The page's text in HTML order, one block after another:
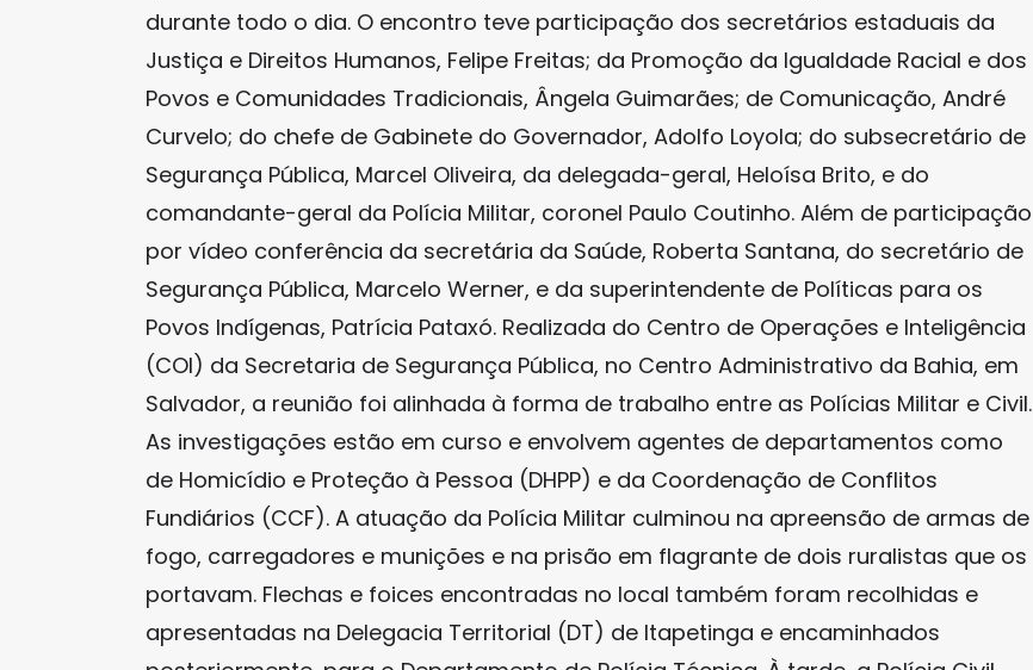
durante todo o dia. O encontro teve participação dos secretários estaduais da
Justiça e Direitos Humanos, Felipe Freitas; da Promoção da Igualdade Racial e dos
Povos e Comunidades Tradicionais, Ângela Guimarães; de Comunicação, André
Curvelo; do chefe de Gabinete do Governador, Adolfo Loyola; do subsecretário de
Segurança Pública, Marcel Oliveira, da delegada-geral, Heloísa Brito, e do
comandante-geral da Polícia Militar, coronel Paulo Coutinho. Além de participação
por vídeo conferência da secretária da Saúde, Roberta Santana, do secretário de
Segurança Pública, Marcelo Werner, e da superintendente de Políticas para os
Povos Indígenas, Patrícia Pataxó. Realizada do Centro de Operações e Inteligência
(COI) da Secretaria de Segurança Pública, no Centro Administrativo da Bahia, em
Salvador, a reunião foi alinhada à forma de trabalho entre as Polícias Militar e Civil.
As investigações estão em curso e envolvem agentes de departamentos como
de Homicídio e Proteção à Pessoa (DHPP) e da Coordenação de Conflitos
Fundiários (CCF). A atuação da Polícia Militar culminou na apreensão de armas de
fogo, carregadores e munições e na prisão em flagrante de dois ruralistas que os
portavam. Flechas e foices encontradas no local também foram recolhidas e
apresentadas na Delegacia Territorial (DT) de Itapetinga e encaminhados